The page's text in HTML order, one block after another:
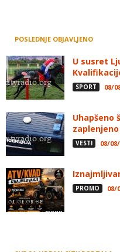
POSLEDNJE OBJAVLJENO
U susret
SPORT 08/
Uhapšeno
VESTI 08/
PROMO 08/